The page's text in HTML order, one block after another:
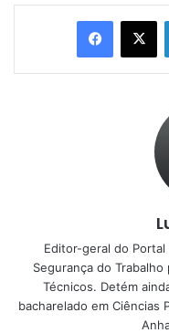
Editor-geral do
Segurança do
Técnicos. Detém
bacharelado em Ciências